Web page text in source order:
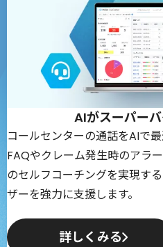
AIがスーパー
コールセンターの通話をAIで
FAQやクレーム発生時のアラ
のセルフコーチングを実現す
ザーを強力に支援します。
詳しくみる